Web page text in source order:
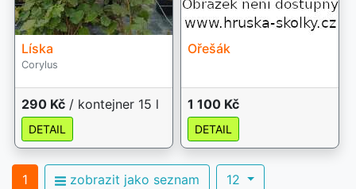
Líska
Corylus
290 Kč / kontejner 15 l
DETAIL
Ořešák
1 100 Kč
DETAIL
1 zobrazit jako seznam 12